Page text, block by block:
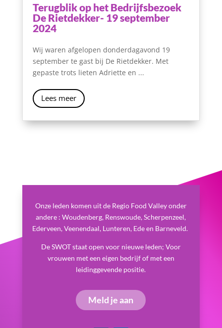
Terugblik op het Bedrijfsbezoek
De Rietdekker- 19 september
2024
Wij waren afgelopen donderdagavond 19
september te gast bij De Rietdekker. Met
gepaste trots lieten Adriette en ...
Lees meer
Onze leden komen uit de Regio Food Valley onder
andere : Woudenberg, Renswoude, Scherpenzeel,
Ederveen, Veenendaal, Lunteren, Ede en Barneveld.
De SWOT staat open voor nieuwe leden; Voor
vrouwen met een eigen bedrijf of met een
leidinggevende positie.
Meld je aan